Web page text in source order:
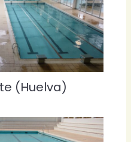
(Huelva)